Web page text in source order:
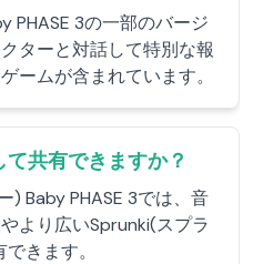
PHASE 3の一部のバージ
ターと対話して特別な報
ームが含まれています。
共有できますか？
) Baby PHASE 3では、音
より広いSprunki(スプラ
きます。